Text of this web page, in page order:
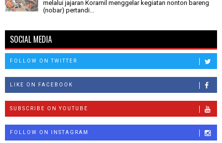
melalui jajaran Koramil menggelar kegiatan nonton bareng
(nobar) pertandi...
SOCIAL MEDIA
FOLLOW ON TWITTER
LIKE ON FACEBOOK
SUBSCRIBE ON YOUTUBE
FOLLOW ON INSTAGRAM